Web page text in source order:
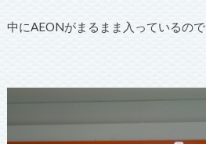
中にAEONがまるまま入っているので